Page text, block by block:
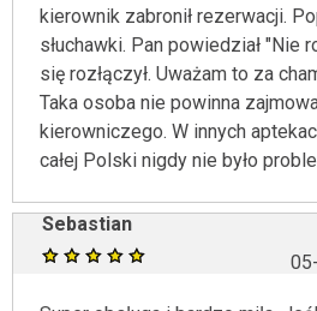
kierownik zabronił rezerwacji.
słuchawki. Pan powiedział "Nie
się rozłączył. Uważam to za
Taka osoba nie powinna
kierowniczego. W innych
całej Polski nigdy nie było
Sebastian